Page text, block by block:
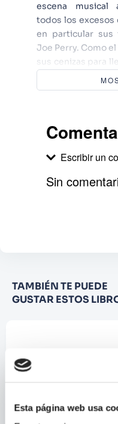
Esta página web usa
escena musical
todos los excesos
en particular sus
Joe Perry. Como
sus cenizas para
y, por supuesto,
de los grupos de
Escribir un
Califique el
estrellas
Sin
TAMBIÉN TE PUEDE
GUSTAR ESTOS